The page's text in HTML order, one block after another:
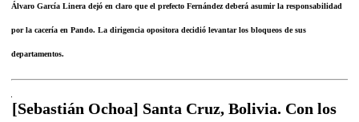
Álvaro García Linera dejó en claro que el prefecto Fernández deberá asumir la responsabilidad
por la cacería en Pando. La dirigencia opositora decidió levantar los bloqueos de sus
departamentos.
[Sebastián Ochoa] Santa Cruz, Bolivia. Con los